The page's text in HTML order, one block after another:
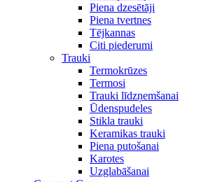
Piena dzesētāji
Piena tvertnes
Tējkannas
Citi piederumi
Trauki
Termokrūzes
Termosi
Trauki līdzņemšanai
Ūdenspudeles
Stikla trauki
Keramikas trauki
Piena putošanai
Karotes
Uzglabāšanai